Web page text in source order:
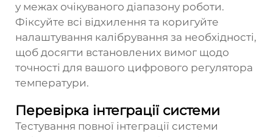
у межах очікуваного діапазону роботи.
Фіксуйте всі відхилення та коригуйте
налаштування калібрування за необхідності,
щоб досягти встановлених вимог щодо
точності для вашого цифрового регулятора
температури.
Перевірка інтеграції системи
Тестування повної інтеграції системи